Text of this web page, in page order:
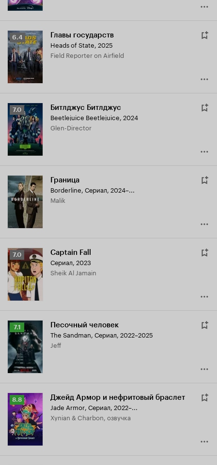
Рейтинг
Кинопоиска
6.4
6.4 Главы государств
Heads of State, 2025
Field Reporter on Airfield
Рейтинг
Кинопоиска
7.0
7.0 Битлджус Битлджус
Beetlejuice Beetlejuice, 2024
Glen-Director
Граница
Borderline, Сериал, 2024–...
Malik
Рейтинг
Кинопоиска
7.0
7.0 Captain Fall
Сериал, 2023
Sheik Al Jamain
Рейтинг
Кинопоиска
7.1
7.1 Песочный человек
The Sandman, Сериал, 2022–2025
Jeff
Рейтинг
Кинопоиска
8.8
8.8 Джейд Армор и нефритовый браслет
Jade Armor, Сериал, 2022–...
Xynian & Charbon, озвучка